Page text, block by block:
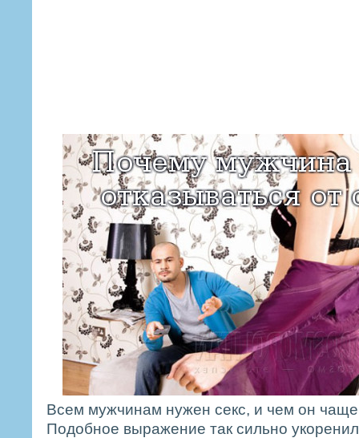
Всем мужчинам нужен секс, и чем он
Подобное выражение так сильно